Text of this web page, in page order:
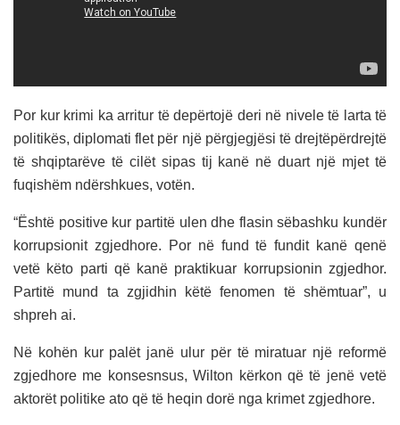
Por kur krimi ka arritur të depërtojë deri në nivele të larta të
politikës, diplomati flet për një përgjegjësi të drejtëpërdrejtë
të shqiptarëve të cilët sipas tij kanë në duart një mjet të
fuqishëm ndërshkues, votën.
“Është positive kur partitë ulen dhe flasin sëbashku kundër
korrupsionit zgjedhore. Por në fund të fundit kanë qenë
vetë këto parti që kanë praktikuar korrupsionin zgjedhor.
Partitë mund ta zgjidhin këtë fenomen të shëmtuar”, u
shpreh ai.
Në kohën kur palët janë ulur për të miratuar një reformë
zgjedhore me konsesnsus, Wilton kërkon që të jenë vetë
aktorët politike ato që të heqin dorë nga krimet zgjedhore.